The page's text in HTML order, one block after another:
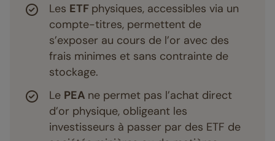
Les ETF physiques, accessibles via un
compte-titres, permettent de
s’exposer au cours de l’or avec des
frais minimes et sans contrainte de
stockage.
Le PEA ne permet pas l’achat direct
d’or physique, obligeant les
investisseurs à passer par des ETF de